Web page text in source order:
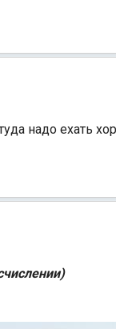
надо ехать